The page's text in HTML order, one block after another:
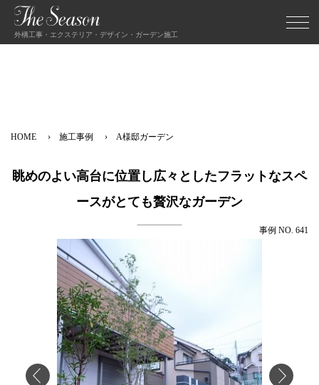
外構工事・エクステリア・デザイン・ガーデン施工
HOME 施工事例 A様邸ガーデン
眺めのよい高台に位置し広々としたフラットなスペ
ースがとても贅沢なガーデン
事例 NO. 641